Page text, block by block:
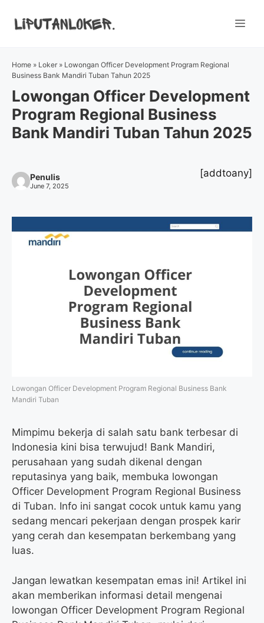
Home » Loker » Lowongan Officer Development Program Regional
Business Bank Mandiri Tuban Tahun 2025
Lowongan Officer Development
Program Regional Business
Bank Mandiri Tuban Tahun 2025
Penulis
June 7, 2025
[addtoany]
Lowongan Officer Development Program Regional Business Bank
Mandiri Tuban
Mimpimu bekerja di salah satu bank terbesar di
Indonesia kini bisa terwujud! Bank Mandiri,
perusahaan yang sudah dikenal dengan
reputasinya yang baik, membuka lowongan
Officer Development Program Regional Business
di Tuban. Info ini sangat cocok untuk kamu yang
sedang mencari pekerjaan dengan prospek karir
yang cerah dan kesempatan berkembang yang
luas.
Jangan lewatkan kesempatan emas ini! Artikel ini
akan memberikan informasi detail mengenai
lowongan Officer Development Program Regional